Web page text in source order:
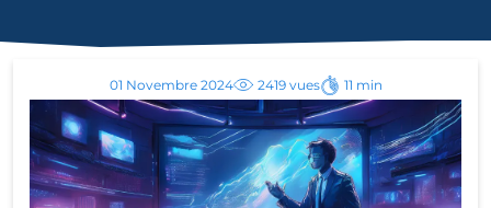
01 Novembre 2024 2419 vues 11 min